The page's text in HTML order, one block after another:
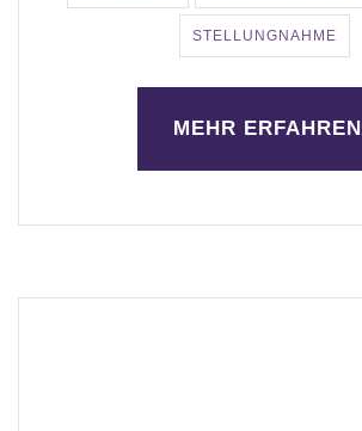
STELLUNGNAHME
MEHR ERFAHREN